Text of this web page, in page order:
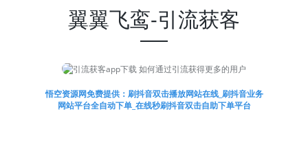
翼翼飞鸾-引流获客
悟空资源网免费提供：刷抖音双击播放网站在线_刷抖音业务
网站平台全自动下单_在线秒刷抖音双击自助下单平台